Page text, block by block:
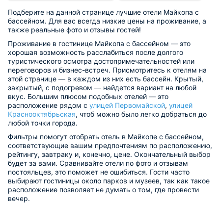
Подберите на данной странице лучшие отели Майкопа с
бассейном. Для вас всегда низкие цены на проживание, а
также реальные фото и отзывы гостей!
Проживание в гостинице Майкопа с бассейном — это
хорошая возможность расслабиться после долгого
туристического осмотра достопримечательностей или
переговоров и бизнес-встреч. Присмотритесь к отелям на
этой странице — в каждом из них есть бассейн. Крытый,
закрытый, с подогревом — найдется вариант на любой
вкус. Большим плюсом подобных отелей — это
расположение рядом с улицей Первомайской, улицей
Краснооктябрьская, чтоб можно было легко добраться до
любой точки города.
Фильтры помогут отобрать отель в Майкопе с бассейном,
соответствующие вашим предпочтениям по расположению,
рейтингу, завтраку и, конечно, цене. Окончательный выбор
будет за вами. Сравнивайте отели по фото и отзывам
постояльцев, это поможет не ошибиться. Гости часто
выбирают гостиницы около парков и музеев, так как такое
расположение позволяет не думать о том, где провести
вечер.